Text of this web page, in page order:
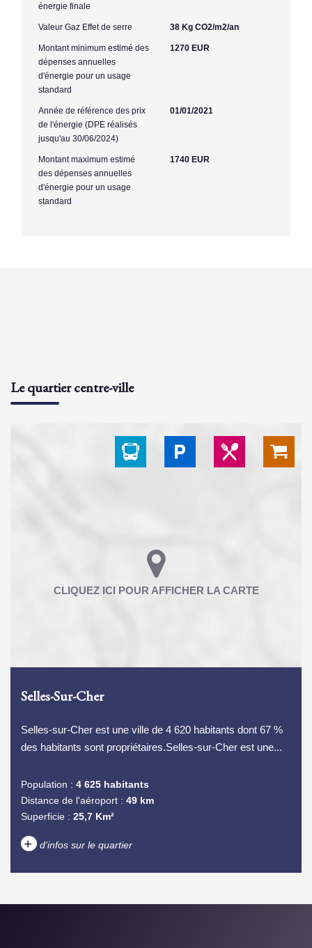
énergie finale
Valeur Gaz Effet de serre 38 Kg CO2/m2/an
Montant minimum estimé des
dépenses annuelles
d'énergie pour un usage
standard
1270 EUR
Année de référence des prix
de l'énergie (DPE réalisés
jusqu'au 30/06/2024)
01/01/2021
Montant maximum estimé
des dépenses annuelles
d'énergie pour un usage
standard
1740 EUR
Le quartier centre-ville
Selles-Sur-Cher
Selles-sur-Cher est une ville de 4 620 habitants dont 67 %
des habitants sont propriétaires.Selles-sur-Cher est une...
Population : 4 625 habitants
Distance de l'aéroport : 49 km
Superficie : 25,7 Km²
+ d'infos sur le quartier